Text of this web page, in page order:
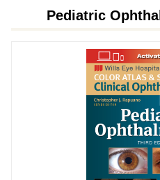
Pediatric